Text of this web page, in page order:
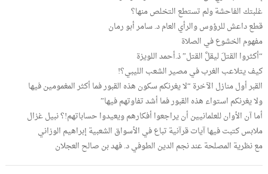
غلبتك الفاحشة ولم تستطع التخلص منها؟
قطع داعش للرؤوس والرأي العام د. سامر أبو رمان
مفهوم الخشوع في الصلاة
“أكثروا القتلَ ليقلَّ القتل” ذ.أحمد اللويزة
كيف يتلاعب الغرب في مصير الشعب الليبي؟!
القبر أول منازل الآخرة “لا يغرنكم سكون هذه القبور فما أكثر المغمومين فيها
ولا يغرنكم استواء هذه القبور فما أشد تفاوتهم فيها”
أما آن الأوان للعلمانيين أن يراجعوا أفكارهم ويعيدوا حساباتهم!؟ نبيل غزال
ملابس كتبت فيها آيات قرآنية تباع في الأسواق الشعبية إبراهيم الوزاني
مع نظرية المصلحة عند نجم الدين الطوفي د. فهد بن صالح العجلان